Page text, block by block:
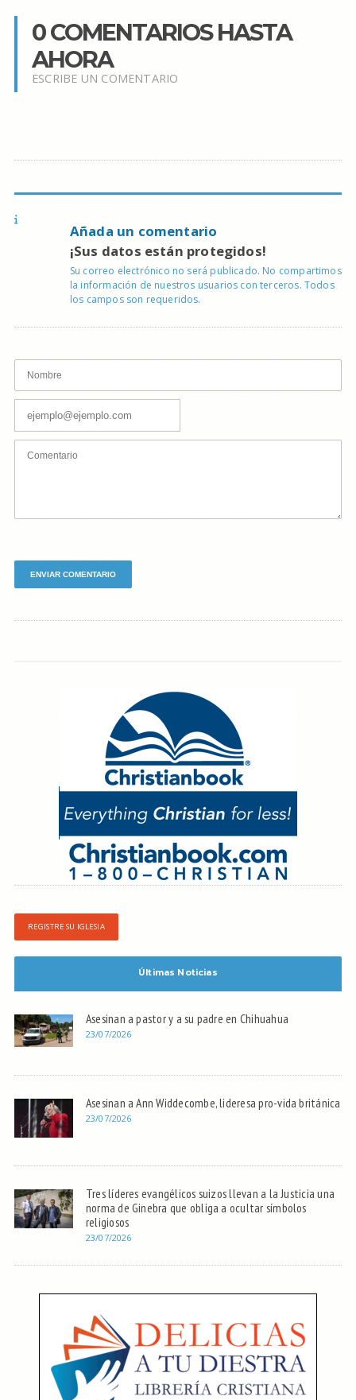
0 COMENTARIOS HASTA
AHORA
ESCRIBE UN COMENTARIO
Añada un comentario
¡Sus datos están protegidos!
Su correo electrónico no será publicado. No compartimos
la información de nuestros usuarios con terceros. Todos
los campos son requeridos.
REGISTRE SU IGLESIA
Últimas Noticias
Asesinan a pastor y a su padre en Chihuahua
23/07/2026
Asesinan a Ann Widdecombe, lideresa pro-vida británica
23/07/2026
Tres líderes evangélicos suizos llevan a la Justicia una
norma de Ginebra que obliga a ocultar símbolos
religiosos
23/07/2026